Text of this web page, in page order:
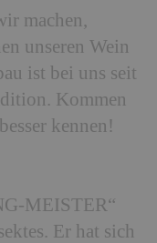
machen,
unseren Wein
ist bei uns seit
Kommen
kennen!
MEISTER“
Er hat sich